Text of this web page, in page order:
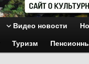
Видео новости
Туризм